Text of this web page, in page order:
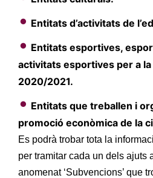
Entitats d’activitats de
Entitats esportives,
activitats esportives per a
2020/2021.
Entitats que treballen i
promoció econòmica de la
Es podrà trobar tota la
per tramitar cada un dels ajuts
anomenat ‘Subvencions’ que